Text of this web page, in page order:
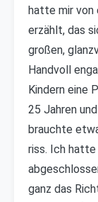
hatte mir von
erzählt, das
großen,
Handvoll
Kindern eine
25 Jahren
brauchte
riss. Ich
ganz das